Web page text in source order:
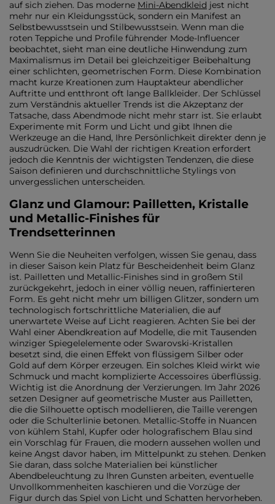
auf sich ziehen. Das moderne Mini-Abendkleid jest nicht
mehr nur ein Kleidungsstück, sondern ein Manifest an
Selbstbewusstsein und Stilbewusstsein. Wenn man die
roten Teppiche und Profile führender Mode-Influencer
beobachtet, sieht man eine deutliche Hinwendung zum
Maximalismus im Detail bei gleichzeitiger Beibehaltung
einer schlichten, geometrischen Form. Diese Kombination
macht kurze Kreationen zum Hauptakteur abendlicher
Auftritte und entthront oft lange Ballkleider. Der Schlüssel
zum Verständnis aktueller Trends ist die Akzeptanz der
Tatsache, dass Abendmode nicht mehr starr ist. Sie erlaubt
Experimente mit Form und Licht und gibt Ihnen die
Werkzeuge an die Hand, Ihre Persönlichkeit direkter denn je
auszudrücken. Die Wahl der richtigen Kreation erfordert
jedoch die Kenntnis der wichtigsten Tendenzen, die diese
Saison definieren und durchschnittliche Stylings von
unvergesslichen unterscheiden.
Glanz und Glamour: Pailletten, Kristalle
und Metallic-Finishes für
Trendsetterinnen
Wenn Sie die Neuheiten verfolgen, wissen Sie genau, dass
in dieser Saison kein Platz für Bescheidenheit beim Glanz
ist. Pailletten und Metallic-Finishes sind in großem Stil
zurückgekehrt, jedoch in einer völlig neuen, raffinierteren
Form. Es geht nicht mehr um billigen Glitzer, sondern um
technologisch fortschrittliche Materialien, die auf
unerwartete Weise auf Licht reagieren. Achten Sie bei der
Wahl einer Abendkreation auf Modelle, die mit Tausenden
winziger Spiegelelemente oder Swarovski-Kristallen
besetzt sind, die einen Effekt von flüssigem Silber oder
Gold auf dem Körper erzeugen. Ein solches Kleid wirkt wie
Schmuck und macht komplizierte Accessoires überflüssig.
Wichtig ist die Anordnung der Verzierungen. Im Jahr 2026
setzen Designer auf geometrische Muster aus Pailletten,
die die Silhouette optisch modellieren, die Taille verengen
oder die Schulterlinie betonen. Metallic-Stoffe in Nuancen
von kühlem Stahl, Kupfer oder holografischem Blau sind
ein Vorschlag für Frauen, die modern aussehen wollen und
keine Angst davor haben, im Mittelpunkt zu stehen. Denken
Sie daran, dass solche Materialien bei künstlicher
Abendbeleuchtung zu Ihren Gunsten arbeiten, eventuelle
Unvollkommenheiten kaschieren und die Vorzüge der
Figur durch das Spiel von Licht und Schatten hervorheben.